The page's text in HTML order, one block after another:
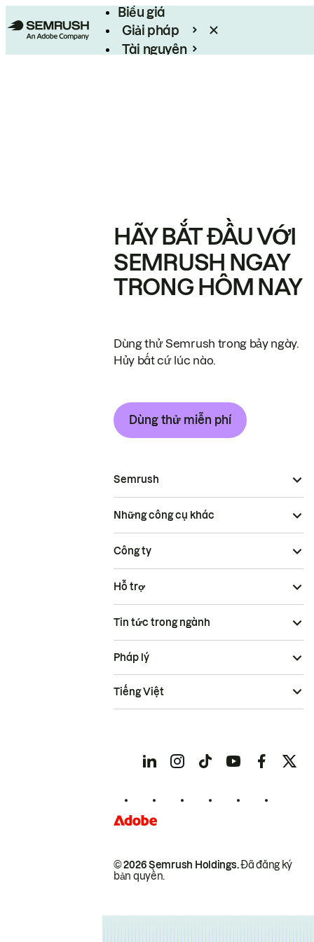
Biểu giá
Giải pháp
Tài nguyên
HÃY BẮT ĐẦU VỚI
SEMRUSH NGAY
TRONG HÔM NAY
Dùng thử Semrush trong bảy ngày.
Hủy bất cứ lúc nào.
Dùng thử miễn phí
Semrush
Những công cụ khác
Công ty
Hỗ trợ
Tin tức trong ngành
© 2026 Semrush Holdings.Đã đăng ký
bản quyền.
Pháp lý
Tiếng Việt